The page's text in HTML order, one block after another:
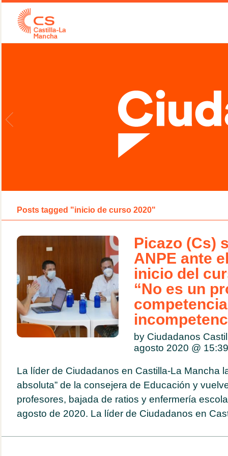
Posts tagged "inicio de curso 2020"
Picazo (Cs)
ANPE ante
inicio del
“No es un
by Ciudadanos
agosto 2020 @ 15:39
La líder de Ciudadanos en Castilla-La Mancha
absoluta” de la consejera de Educación y
profesores, bajada de ratios y enfermería
agosto de 2020. La líder de Ciudadanos en